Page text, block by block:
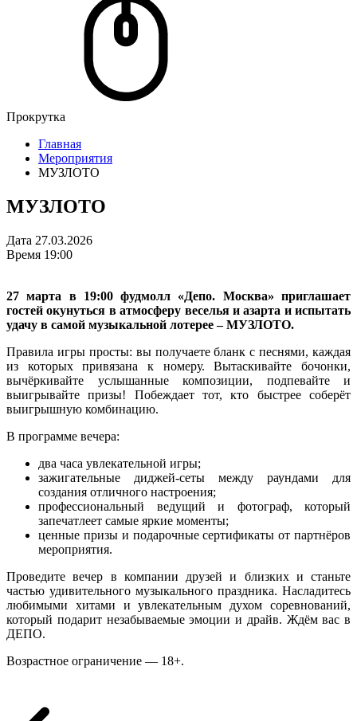
Прокрутка
Главная
Мероприятия
МУЗЛОТО
МУЗЛОТО
Дата 27.03.2026
Время 19:00
27 марта в 19:00 фудмолл «Депо. Москва» приглашает
гостей окунуться в атмосферу веселья и азарта и испытать
удачу в самой музыкальной лотерее – МУЗЛОТО.
Правила игры просты: вы получаете бланк с песнями, каждая
из которых привязана к номеру. Вытаскивайте бочонки,
вычёркивайте услышанные композиции, подпевайте и
выигрывайте призы! Побеждает тот, кто быстрее соберёт
выигрышную комбинацию.
В программе вечера:
два часа увлекательной игры;
зажигательные диджей-сеты между раундами для
создания отличного настроения;
профессиональный ведущий и фотограф, который
запечатлеет самые яркие моменты;
ценные призы и подарочные сертификаты от партнёров
мероприятия.
Проведите вечер в компании друзей и близких и станьте
частью удивительного музыкального праздника. Насладитесь
любимыми хитами и увлекательным духом соревнований,
который подарит незабываемые эмоции и драйв. Ждём вас в
ДЕПО.
Возрастное ограничение — 18+.